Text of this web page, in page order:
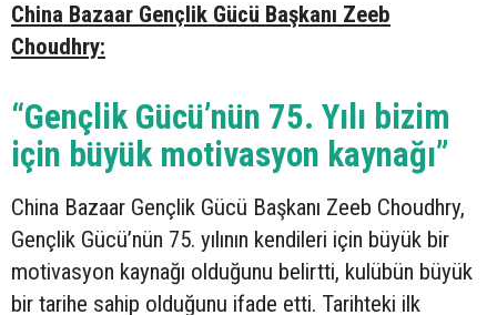
China Bazaar Gençlik Gücü Başkanı Zeeb
Choudhry:
“Gençlik Gücü’nün 75. Yılı bizim
için büyük motivasyon kaynağı”
China Bazaar Gençlik Gücü Başkanı Zeeb Choudhry,
Gençlik Gücü’nün 75. yılının kendileri için büyük bir
motivasyon kaynağı olduğunu belirtti, kulübün büyük
bir tarihe sahip olduğunu ifade etti. Tarihteki ilk